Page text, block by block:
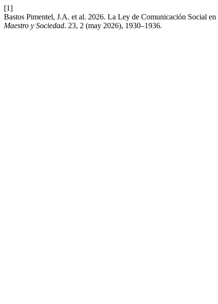
[1]
Bastos Pimentel, J.A. et al. 2026. La Ley de Comunicación Social
Maestro y Sociedad. 23, 2 (may 2026), 1930–1936.